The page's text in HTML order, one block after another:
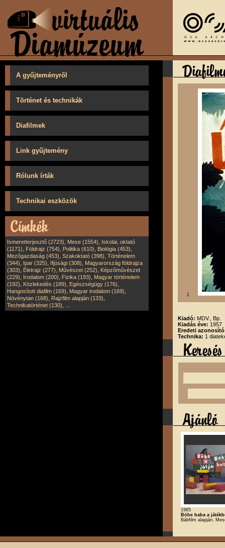
A gyűjteményről
Történet és technikák
Diafilmek
Link gyűjtemény
Rólunk írták
Technikai eszközök
Ismeretterjesztő (2723), Mese (1554), Iskolai, oktató
(1171), Földrajz (754), Politika (610), Biológia (453),
Mezőgazdaság (453), Szakoktató (398), Történelem
(344), Ipar (325), Ifjúsági (308), Magyarország földrajza
(303), Életrajz (277), Művészet (252), Képzőművészet
(229), Irodalom (200), Fizika (193), Magyar történelem
(192), Közlekedés (189), Egészségügy (176),
Hangosított diafilm (169), Magyar irodalom (169),
Növénytan (168), Rajzfilm alapján (133),
Technikatörténet (130),
1
Kiadó: MDV., Bp.
Kiadás éve: 1957
Eredeti
Technika: 1
1965
Böbe baba a
Bábfilm alapján,